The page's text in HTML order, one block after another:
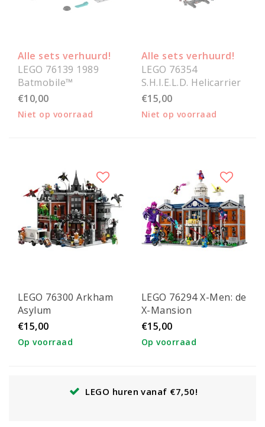
Alle sets verhuurd!
LEGO 76139 1989
Batmobile™
€10,00
Niet op voorraad
Alle sets verhuurd!
LEGO 76354
S.H.I.E.L.D. Helicarrier
€15,00
Niet op voorraad
LEGO 76300 Arkham
Asylum
€15,00
Op voorraad
LEGO 76294 X-Men: de
X-Mansion
€15,00
Op voorraad
LEGO huren vanaf €7,50!